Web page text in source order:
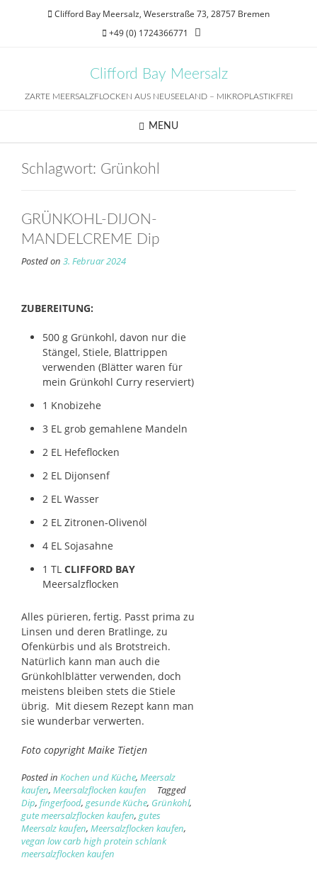
Clifford Bay Meersalz, Weserstraße 73, 28757 Bremen
+49 (0) 1724366771
Clifford Bay Meersalz
ZARTE MEERSALZFLOCKEN AUS NEUSEELAND – MIKROPLASTIKFREI
MENU
Schlagwort: Grünkohl
GRÜNKOHL-DIJON-
MANDELCREME Dip
Posted on 3. Februar 2024
ZUBEREITUNG:
500 g Grünkohl, davon nur die
Stängel, Stiele, Blattrippen
verwenden (Blätter waren für
mein Grünkohl Curry reserviert)
1 Knobizehe
3 EL grob gemahlene Mandeln
2 EL Hefeflocken
2 EL Dijonsenf
2 EL Wasser
2 EL Zitronen-Olivenöl
4 EL Sojasahne
1 TL CLIFFORD BAY
Meersalzflocken
Alles pürieren, fertig. Passt prima zu
Linsen und deren Bratlinge, zu
Ofenkürbis und als Brotstreich.
Natürlich kann man auch die
Grünkohlblätter verwenden, doch
meistens bleiben stets die Stiele
übrig. Mit diesem Rezept kann man
sie wunderbar verwerten.
Foto copyright Maike Tietjen
Posted in Kochen und Küche, Meersalz
kaufen, Meersalzflocken kaufen
Tagged
Dip, fingerfood, gesunde Küche, Grünkohl,
gute meersalzflocken kaufen, gutes
Meersalz kaufen, Meersalzflocken kaufen,
vegan low carb high protein schlank
meersalzflocken kaufen